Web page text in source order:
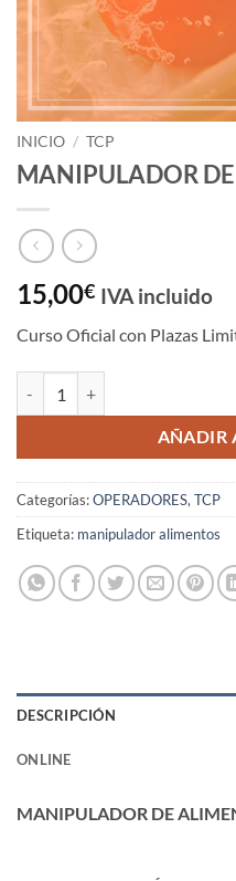
INICIO / TCP
MANIPULADOR
15,00€ IVA incluido
Curso Oficial con Plazas
AÑADIR
Categorías:OPERADORES, TCP
Etiqueta: manipulador alimentos
DESCRIPCIÓN
ONLINE
MANIPULADOR DE